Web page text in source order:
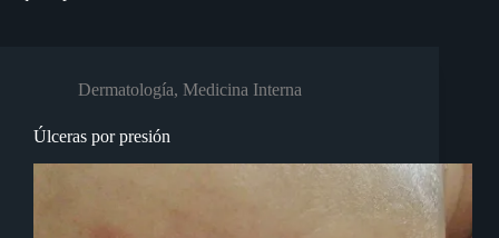
Dermatología, Medicina Interna
Úlceras por presión